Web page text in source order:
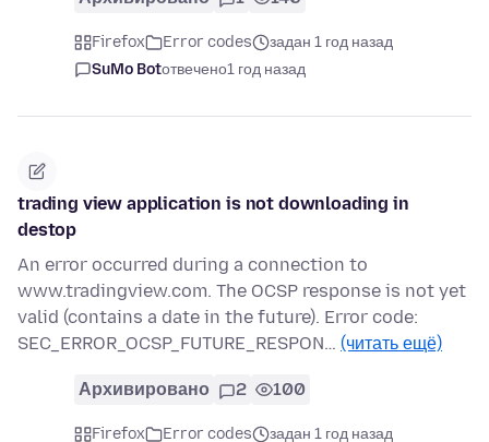
Firefox Error codes
задан 1 год назад
SuMo Botотвечено1 год назад
trading view application is not downloading in
destop
An error occurred during a connection to
www.tradingview.com. The OCSP response is not yet
valid (contains a date in the future). Error code:
SEC_ERROR_OCSP_FUTURE_RESPON… (читать ещё)
Архивировано 2 100
Firefox Error codes
задан 1 год назад